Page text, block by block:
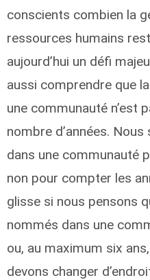
conscients combien la
ressources humains
aujourd’hui un défi
aussi comprendre que
une communauté n’est
nombre d’années.
dans une communauté
non pour compter les
glisse si nous pensons
nommés dans une
ou, au maximum six
devons changer